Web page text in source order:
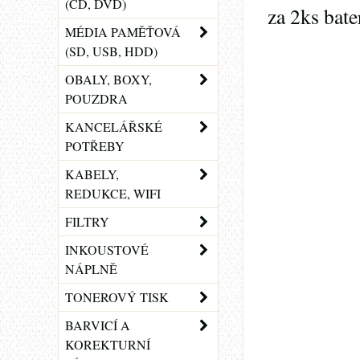
za 2ks
(CD, DVD)
MÉDIA PAMĚŤOVÁ
(SD, USB, HDD)
OBALY, BOXY,
POUZDRA
KANCELÁŘSKÉ
POTŘEBY
KABELY,
REDUKCE, WIFI
FILTRY
INKOUSTOVÉ
NÁPLNĚ
TONEROVÝ TISK
BARVICÍ A
KOREKTURNÍ